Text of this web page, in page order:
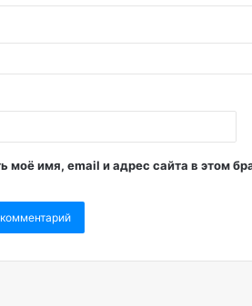
моё имя, email и адрес сайта в этом